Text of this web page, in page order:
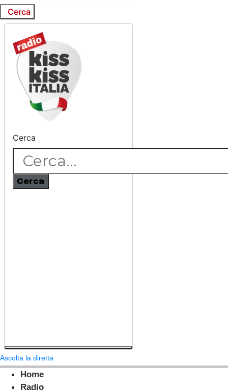
Cerca
Cerca
Cerca
Ascolta la diretta
Home
Radio